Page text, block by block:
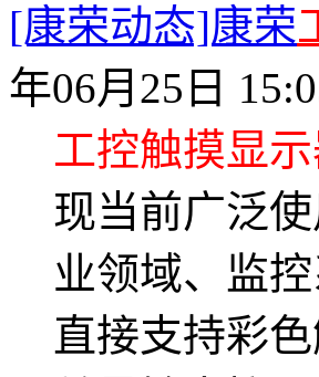
[康荣动态]康荣
年06月25日
工控触摸显
现当前广泛
业领域、监
直接支持彩